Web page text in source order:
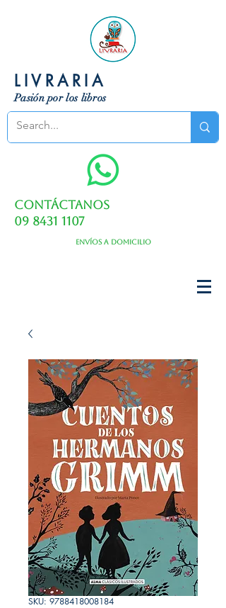
LIVRARIA
Pasión por los libros
Contáctanos
09 8431 1107
Envíos a domicilio
SKU: 9788418008184